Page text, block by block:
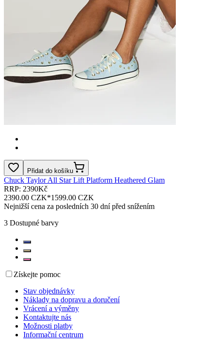
Přidat do košíku
Chuck Taylor All Star Lift Platform Heathered Glam
RRP: 2390Kč
2390.00 CZK*1599.00 CZK
Nejnižší cena za posledních 30 dní před snížením
3 Dostupné barvy
Získejte pomoc
Stav objednávky
Náklady na dopravu a doručení
Vrácení a výměny
Kontaktujte nás
Možnosti platby
Informační centrum